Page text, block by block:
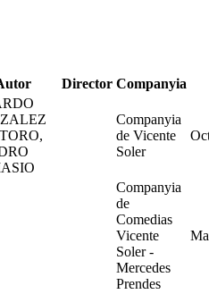
Director Companyia
Companyia
de Vicente
Soler
Companyia
de
Comedias
Vicente
Soler -
Mercedes
Prendes